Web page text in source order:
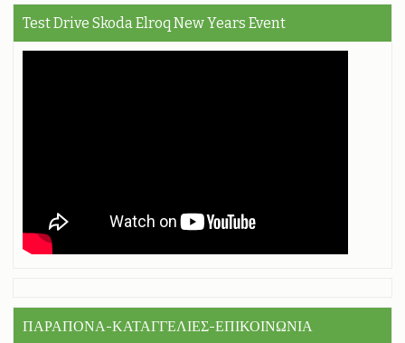
Test Drive Skoda Elroq New Years Event
ΠΑΡΑΠΟΝΑ-ΚΑΤΑΓΓΕΛΙΕΣ-ΕΠΙΚΟΙΝΩΝΙΑ